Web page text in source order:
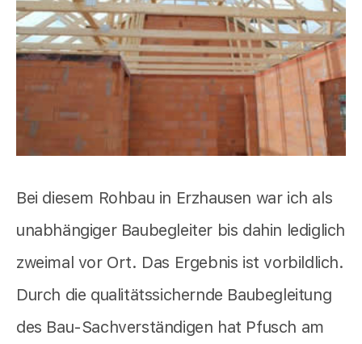
Bei diesem Rohbau in Erzhausen war ich als
unabhängiger Baubegleiter bis dahin lediglich
zweimal vor Ort. Das Ergebnis ist vorbildlich.
Durch die qualitätssichernde Baubegleitung
des Bau-Sachverständigen hat Pfusch am